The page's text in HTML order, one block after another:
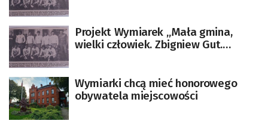
Projekt Wymiarek „Mała gmina,
wielki człowiek. Zbigniew Gut.
Wymiarki chcą mieć honorowego
obywatela miejscowości